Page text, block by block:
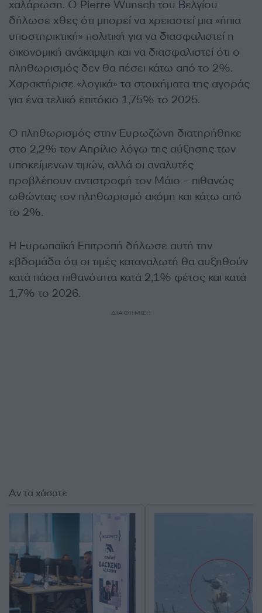
χαλάρωση. Ο Pierre Wunsch του Βελγίου
δήλωσε χθες ότι μπορεί να χρειαστεί μια «ήπια
υποστηρικτική» πολιτική για να διασφαλιστεί η
οικονομική ανάκαμψη και να διασφαλιστεί ότι ο
πληθωρισμός δεν θα πέσει κάτω από το 2%.
Χαρακτήρισε «λογικά» τα στοιχήματα της αγοράς
για ένα τελικό επιτόκιο 1,75% το 2025.
Ο πληθωρισμός στην Ευρωζώνη διατηρήθηκε
στο 2,2% τον Απρίλιο λόγω της αύξησης των
υποκείμενων τιμών, αλλά οι αναλυτές
προβλέπουν αντιστροφή τον Μάιο – πιθανώς
ωθώντας τον πληθωρισμό ακόμη και κάτω από
το 2%.
Η Ευρωπαϊκή Επιτροπή δήλωσε αυτή την
εβδομάδα ότι οι τιμές καταναλωτή θα αυξηθούν
κατά πάσα πιθανότητα κατά 2,1% φέτος και κατά
1,7% το 2026.
ΔΙΑΦΗΜΙΣΗ
Αν τα χάσατε